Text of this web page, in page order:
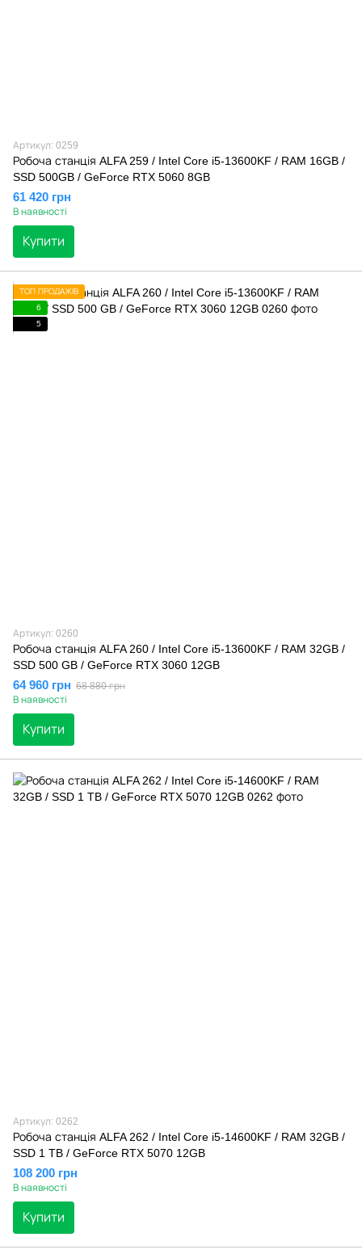
Артикул: 0259
Робоча станція ALFA 259 / Intel Core i5-13600KF / RAM 16GB /
SSD 500GB / GeForce RTX 5060 8GB
61 420 грн
В наявності
Купити
ТОП ПРОДАЖІВ
6
5
Артикул: 0260
Робоча станція ALFA 260 / Intel Core i5-13600KF / RAM 32GB /
SSD 500 GB / GeForce RTX 3060 12GB
64 960 грн 68 880 грн
В наявності
Купити
Артикул: 0262
Робоча станція ALFA 262 / Intel Core i5-14600KF / RAM 32GB /
SSD 1 TB / GeForce RTX 5070 12GB
108 200 грн
В наявності
Купити